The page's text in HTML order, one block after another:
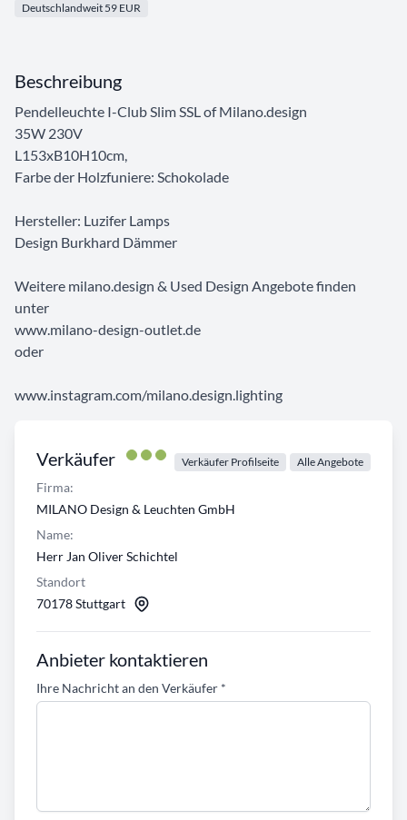
Deutschlandweit 59 EUR
Verkäufer Verkäufer Profilseite Alle Angebote
Firma:
MILANO Design & Leuchten GmbH
Name:
Herr Jan Oliver Schichtel
Standort
70178 Stuttgart
Anbieter kontaktieren
Ihre Nachricht an den Verkäufer *
Beschreibung
Pendelleuchte I-Club Slim SSL of Milano.design
35W 230V
L153xB10H10cm,
Farbe der Holzfuniere: Schokolade
Hersteller: Luzifer Lamps
Design Burkhard Dämmer
Weitere milano.design & Used Design Angebote finden
unter
www.milano-design-outlet.de
oder
www.instagram.com/milano.design.lighting